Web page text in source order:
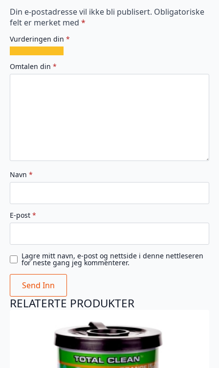
Din e-postadresse vil ikke bli publisert. Obligatoriske
felt er merket med *
Vurderingen din *
av
5
av
5
av
5
av
5
av
5
Omtalen din *
Navn *
E-post *
Lagre mitt navn, e-post og nettside i denne nettleseren
for neste gang jeg kommenterer.
RELATERTE PRODUKTER